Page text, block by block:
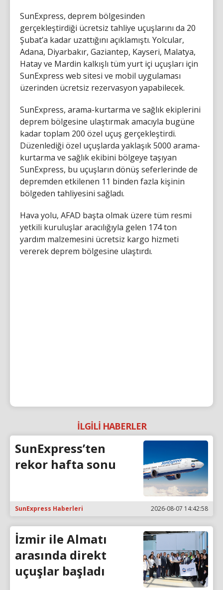
SunExpress, deprem bölgesinden
gerçekleştirdiği ücretsiz tahliye uçuşlarını da 20
Şubat’a kadar uzattığını açıklamıştı. Yolcular,
Adana, Diyarbakır, Gaziantep, Kayseri, Malatya,
Hatay ve Mardin kalkışlı tüm yurt içi uçuşları için
SunExpress web sitesi ve mobil uygulaması
üzerinden ücretsiz rezervasyon yapabilecek.
SunExpress, arama-kurtarma ve sağlık ekiplerini
deprem bölgesine ulaştırmak amacıyla bugüne
kadar toplam 200 özel uçuş gerçekleştirdi.
Düzenlediği özel uçuşlarda yaklaşık 5000 arama-
kurtarma ve sağlık ekibini bölgeye taşıyan
SunExpress, bu uçuşların dönüş seferlerinde de
depremden etkilenen 11 binden fazla kişinin
bölgeden tahliyesini sağladı.
Hava yolu, AFAD başta olmak üzere tüm resmi
yetkili kuruluşlar aracılığıyla gelen 174 ton
yardım malzemesini ücretsiz kargo hizmeti
vererek deprem bölgesine ulaştırdı.
İLGİLİ HABERLER
SunExpress’ten
rekor hafta sonu
SunExpress Haberleri 2026-08-07 14:42:58
İzmir ile Almatı
arasında direkt
uçuşlar başladı